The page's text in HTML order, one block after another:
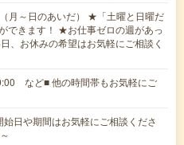
月～日のあいだ） ★「土曜と日曜だ
できます！ ★お仕事ゼロの週があっ
、お休みの希望はお気軽にご相談く
など■ 他の時間帯もお気軽にご
日や期間はお気軽にご相談くださ